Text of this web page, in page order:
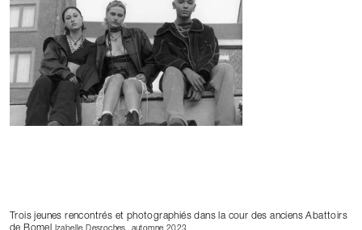
Trois jeunes rencontrés et photographiés dans la cour des anciens Abattoirs
de Bomel Izabelle Desroches, automne 2023